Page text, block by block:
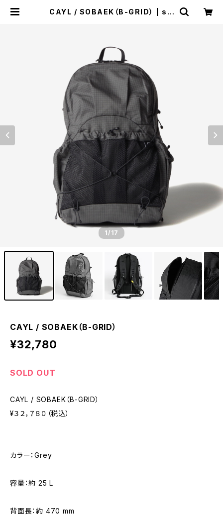
CAYL / SOBAEK（B-GRID） | st.
1/17
CAYL / SOBAEK（B-GRID）
¥32,780
SOLD OUT
CAYL / SOBAEK（B-GRID）
¥３２，７８０（税込）
カラー：Grey
容量：約 25 L
背面長：約 470 mm